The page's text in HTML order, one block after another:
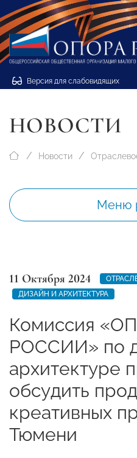
Версия для слабовидящих
НОВОСТИ
Новости
Меню
11 Октября 2024
ДИЗАЙН И АРХИТЕКТУРА
Комиссия
РОССИИ» по
архитектуре
обсудить
креативных
Тюмени